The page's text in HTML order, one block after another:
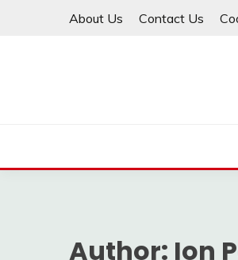
About Us Contact Us
Author: Ion